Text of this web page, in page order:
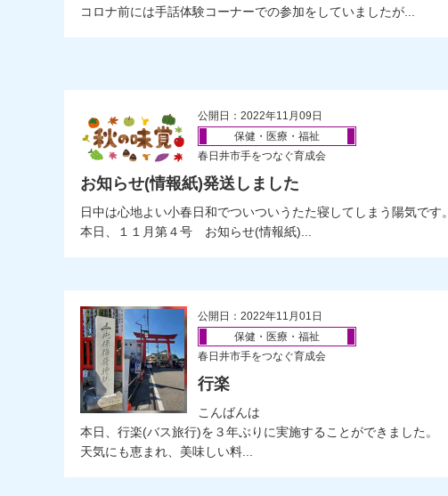
コロナ前には手話体験コーナーでの参加をしていましたが...
公開日：2022年11月09日
保健・医療・福祉
春日井市手をつなぐ育成会
お知らせ(情報紙)発送しました
日中は心地よい小春日和でついついうたた寝してしまう陽気です。
本日、１１月第４号 お知らせ(情報紙)...
公開日：2022年11月01日
保健・医療・福祉
春日井市手をつなぐ育成会
行楽
こんばんは
本日、行楽(バス旅行)を３年ぶりに実施することができました。
天気にも恵まれ、美味しい料...